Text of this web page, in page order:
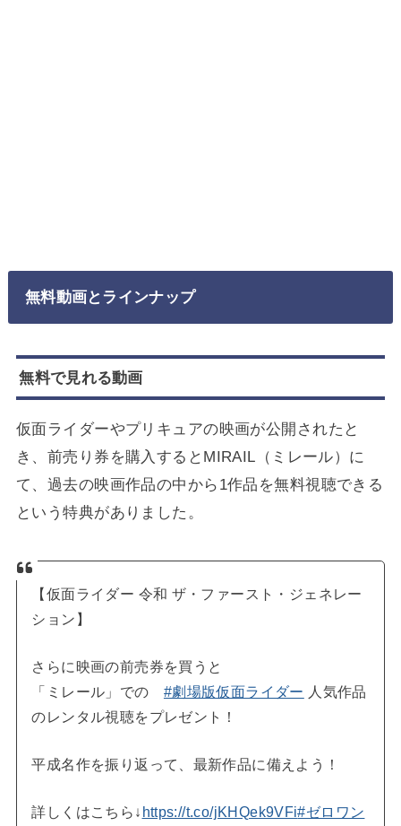
無料動画とラインナップ
無料で見れる動画
仮面ライダーやプリキュアの映画が公開されたと
き、前売り券を購入するとMIRAIL（ミレール）に
て、過去の映画作品の中から1作品を無料視聴できる
という特典がありました。
【仮面ライダー 令和 ザ・ファースト・ジェネレー
ション】
さらに映画の前売券を買うと
「ミレール」での #劇場版仮面ライダー 人気作品
のレンタル視聴をプレゼント！
平成名作を振り返って、最新作品に備えよう！
詳しくはこちら↓ https://t.co/jKHQek9VFi#ゼロワン